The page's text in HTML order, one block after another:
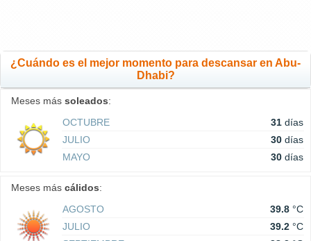
¿Cuándo es el mejor momento para descansar en Abu-
Dhabi?
Meses más soleados:
OCTUBRE
31 días
JULIO
30 días
MAYO
30 días
Meses más cálidos:
AGOSTO
39.8 °C
JULIO
39.2 °C